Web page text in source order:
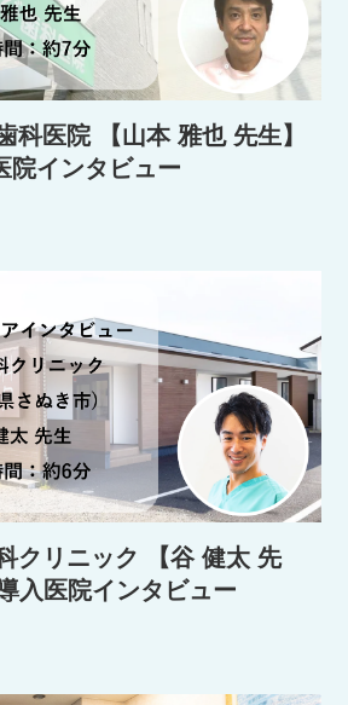
科医院 【山本 雅也 先生】
院インタビュー
クリニック 【谷 健太 先
入医院インタビュー